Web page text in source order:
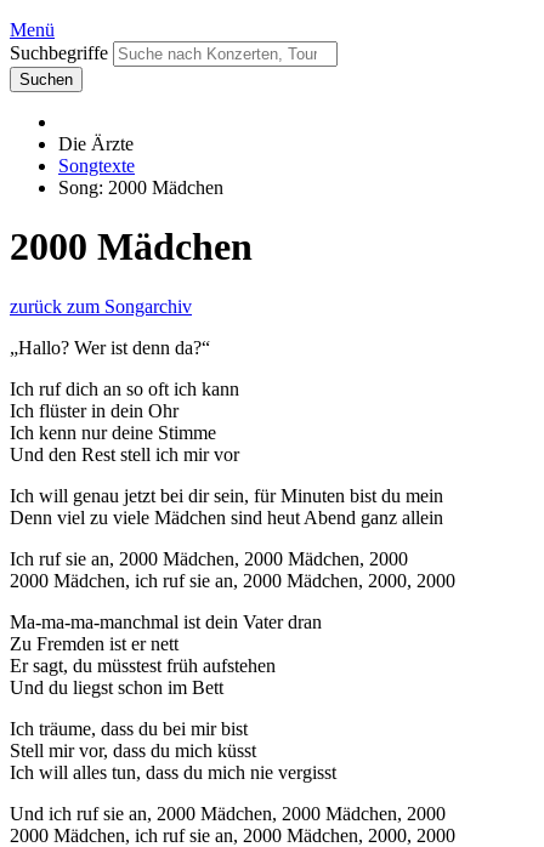
Menü
Suchbegriffe
Suchen
Die Ärzte
Songtexte
Song: 2000 Mädchen
2000 Mädchen
zurück zum Songarchiv
„Hallo? Wer ist denn da?“
Ich ruf dich an so oft ich kann
Ich flüster in dein Ohr
Ich kenn nur deine Stimme
Und den Rest stell ich mir vor
Ich will genau jetzt bei dir sein, für Minuten bist du mein
Denn viel zu viele Mädchen sind heut Abend ganz allein
Ich ruf sie an, 2000 Mädchen, 2000 Mädchen, 2000
2000 Mädchen, ich ruf sie an, 2000 Mädchen, 2000, 2000
Ma-ma-ma-manchmal ist dein Vater dran
Zu Fremden ist er nett
Er sagt, du müsstest früh aufstehen
Und du liegst schon im Bett
Ich träume, dass du bei mir bist
Stell mir vor, dass du mich küsst
Ich will alles tun, dass du mich nie vergisst
Und ich ruf sie an, 2000 Mädchen, 2000 Mädchen, 2000
2000 Mädchen, ich ruf sie an, 2000 Mädchen, 2000, 2000